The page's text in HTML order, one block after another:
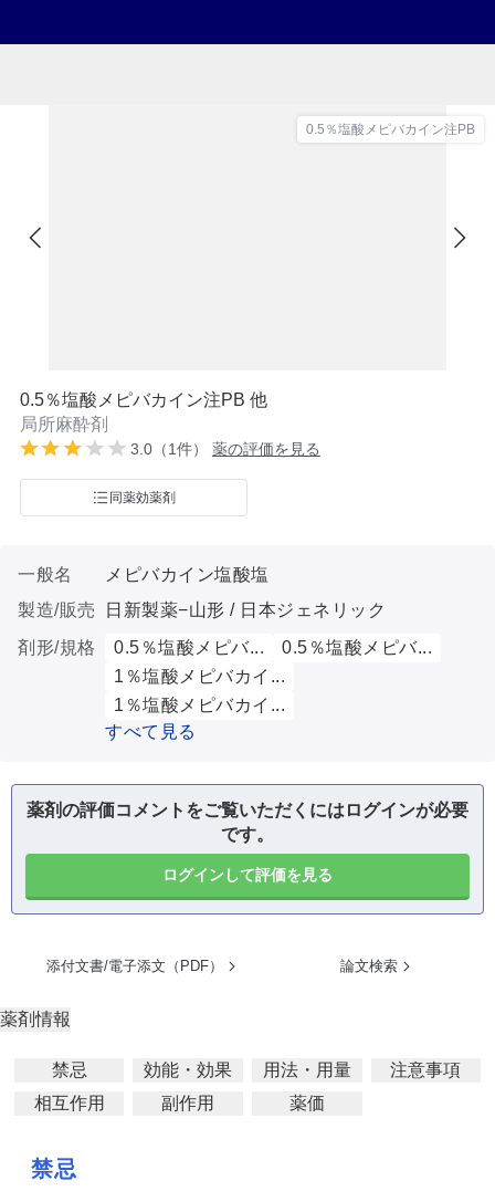
0.5％塩酸メピバカイン注PB
0.5％塩酸メピバカイン注PB 他
局所麻酔剤
3.0（1件） 薬の評価を見る
同薬効薬剤
一般名
メピバカイン塩酸塩
製造/販売
日新製薬−山形 / 日本ジェネリック
剤形/規格
0.5％塩酸メピバ...
0.5％塩酸メピバ...
1％塩酸メピバカイ...
1％塩酸メピバカイ...
すべて見る
薬剤の評価コメントをご覧いただくにはログインが必要
です。
ログインして評価を見る
添付文書/電子添文（PDF） 論文検索
薬剤情報
禁忌 効能・効果 用法・用量
注意事項
相互作用
副作用 薬価
禁忌